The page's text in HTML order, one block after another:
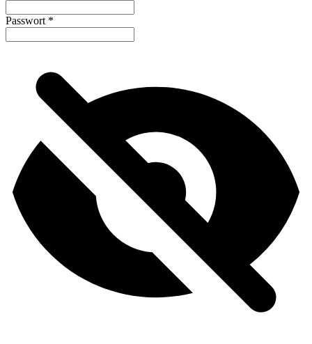
Passwort *